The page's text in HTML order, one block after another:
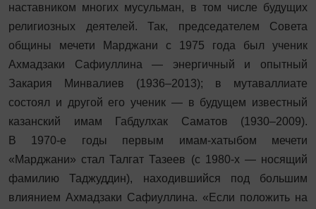
наставником многих мусульман, в том числе будущих
религиозных деятелей. Так, председателем Совета
общины мечети Марджани с 1975 года был ученик
Ахмадзаки Сафиуллина — энергичный и опытный
Закария Минвалиев (1936–2013); в мутаваллиате
состоял и другой его ученик — в будущем известный
казанский имам Габдулхак Саматов (1930–2009).
В 1970-е годы первым имам-хатыбом мечети
«Марджани» стал Талгат Тазеев (с 1980-х — носящий
фамилию Таджуддин), находившийся под большим
влиянием Ахмадзаки Сафиуллина. «Если положить на